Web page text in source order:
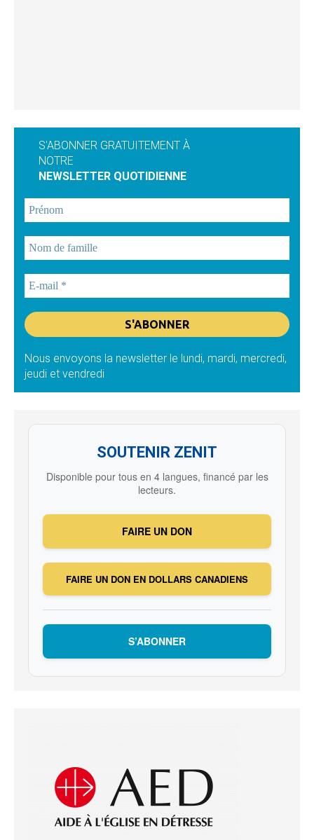
S'ABONNER GRATUITEMENT À
NOTRE
NEWSLETTER QUOTIDIENNE
Nous envoyons la newsletter le lundi, mardi, mercredi,
jeudi et vendredi
SOUTENIR ZENIT
Disponible pour tous en 4 langues, financé par les
lecteurs.
FAIRE UN DON
FAIRE UN DON EN DOLLARS CANADIENS
S’ABONNER